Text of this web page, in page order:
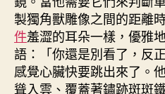
製獨角獸雕像之間的距離
件羞澀的耳朵一樣，優雅
語：「你還是別看了，反
感覺心臟快要跳出來了。
聳入雲、覆蓋著鏽跡斑斑